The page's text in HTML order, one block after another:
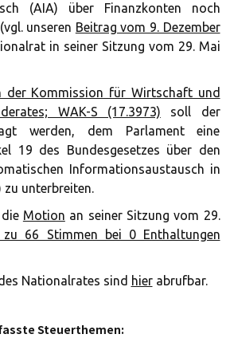
(AIA) über Finanzkonten noch
unseren Beitrag vom 9. Dezember
in seiner Sitzung vom 29. Mai
der Kommission für Wirtschaft und
WAK-S (17.3973) soll der
werden, dem Parlament eine
19 des Bundesgesetzes über den
Informationsaustausch in
zu unterbreiten.
Motion an seiner Sitzung vom 29.
zu 66 Stimmen bei 0 Enthaltungen
Nationalrates sind hierabrufbar.
Steuerthemen: